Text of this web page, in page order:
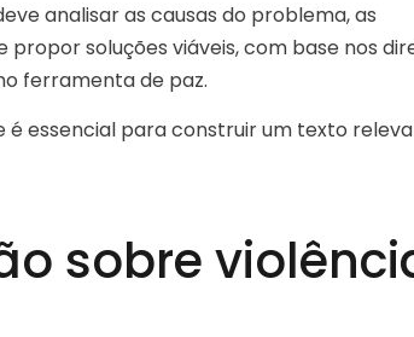
analisar as causas do problema, as
soluções viáveis, com base nos
ferramenta de paz.
essencial para construir um texto
sobre